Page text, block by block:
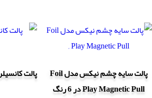
پالت سایه چشم نیکس مدل Foil
Play Magnetic Pull در 6 رنگ